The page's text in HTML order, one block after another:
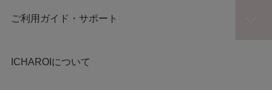
ご利用ガイド・サポート
ICHAROIについて